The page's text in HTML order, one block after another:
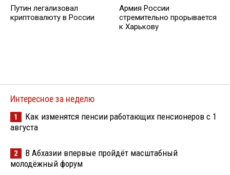
Путин легализовал
криптовалюту в России
Армия России
стремительно прорывается
к Харькову
Интересное за неделю
1
Как изменятся пенсии работающих пенсионеров с 1
августа
2
В Абхазии впервые пройдёт масштабный
молодёжный форум